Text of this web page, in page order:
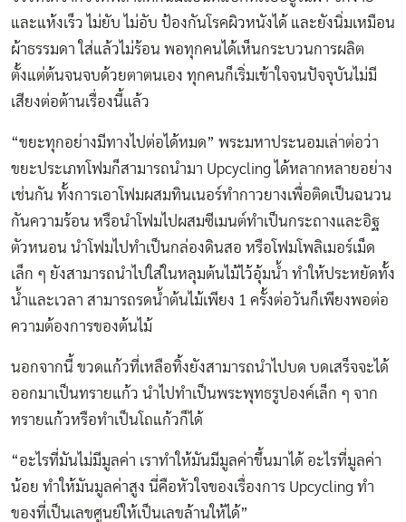
และแห้งเร็ว ไม่ยับ ไม่อับ ป้องกันโรคผิวหนังได้ และยังนิ่มเหมือน
ผ้าธรรมดา ใส่แล้วไม่ร้อน พอทุกคนได้เห็นกระบวนการผลิต
ตั้งแต่ต้นจนจบด้วยตาตนเอง ทุกคนก็เริ่มเข้าใจจนปัจจุบันไม่มี
เสียงต่อต้านเรื่องนี้แล้ว
“ขยะทุกอย่างมีทางไปต่อได้หมด” พระมหาประนอมเล่าต่อว่า
ขยะประเภทโฟมก็สามารถนำมา Upcycling ได้หลากหลายอย่าง
เช่นกัน ทั้งการเอาโฟมผสมทินเนอร์ทำกาวยางเพื่อติดเป็นฉนวน
กันความร้อน หรือนำโฟมไปผสมซีเมนต์ทำเป็นกระถางและอิฐ
ตัวหนอน นำโฟมไปทำเป็นกล่องดินสอ หรือโฟมโพลิเมอร์เม็ด
เล็ก ๆ ยังสามารถนำไปใส่ในหลุมต้นไม้ไว้อุ้มน้ำ ทำให้ประหยัดทั้ง
น้ำและเวลา สามารถรดน้ำต้นไม้เพียง 1 ครั้งต่อวันก็เพียงพอต่อ
ความต้องการของต้นไม้
นอกจากนี้ ขวดแก้วที่เหลือทิ้งยังสามารถนำไปบด บดเสร็จจะได้
ออกมาเป็นทรายแก้ว นำไปทำเป็นพระพุทธรูปองค์เล็ก ๆ จาก
ทรายแก้วหรือทำเป็นโถแก้วก็ได้
“อะไรที่มันไม่มีมูลค่า เราทำให้มันมีมูลค่าขึ้นมาได้ อะไรที่มูลค่า
น้อย ทำให้มันมูลค่าสูง นี่คือหัวใจของเรื่องการ Upcycling ทำ
ของที่เป็นเลขศูนย์ให้เป็นเลขล้านให้ได้”